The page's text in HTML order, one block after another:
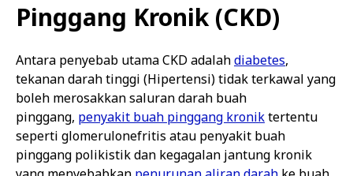
Pinggang Kronik (CKD)
Antara penyebab utama CKD adalahdiabetes,
tekanan darah tinggi (Hipertensi) tidak terkawal yang
boleh merosakkan saluran darah buah
pinggang, penyakit buah pinggang kroniktertentu
seperti glomerulonefritis atau penyakit buah
pinggang polikistik dan kegagalan jantung kronik